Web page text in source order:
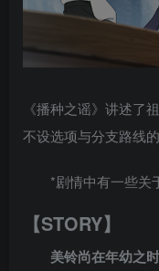
《播种之谣》讲述了
不设选项与分支路线
*剧情中有一些关
【STORY】
美铃尚在年幼之